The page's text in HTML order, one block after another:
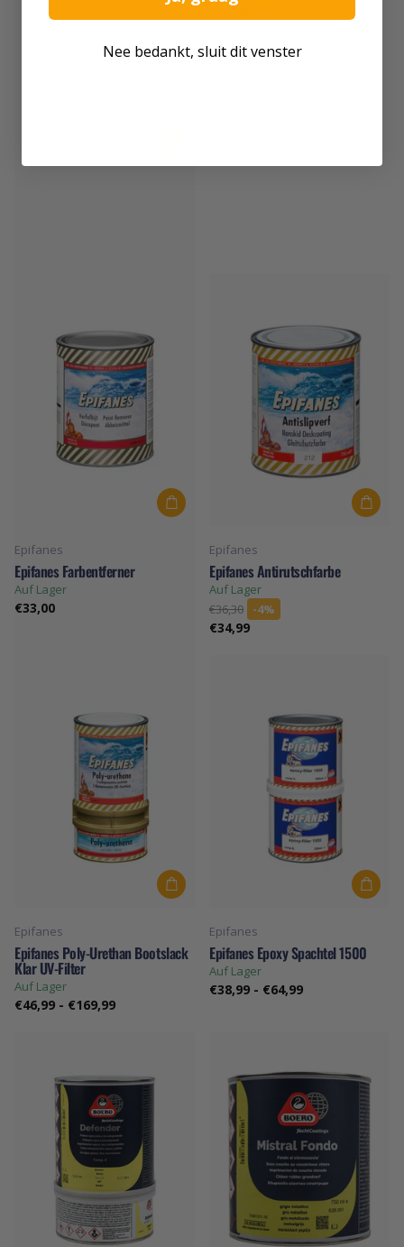
Epifanes
Epifanes Farbentferner
Auf Lager
€33,00
Epifanes
Epifanes Antirutschfarbe
Auf Lager
€36,30
-4%
€34,99
Epifanes
Epifanes Poly-Urethan Bootslack
Klar UV-Filter
Auf Lager
€46,99 - €169,99
Epifanes
Epifanes Epoxy Spachtel 1500
Auf Lager
€38,99 - €64,99
Nee bedankt, sluit dit venster